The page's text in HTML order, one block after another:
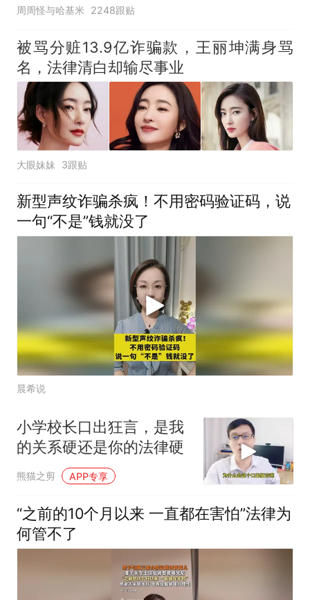
周周怪与哈基米 2248跟贴
被骂分赃13.9亿诈骗款，王丽坤满身骂
名，法律清白却输尽事业
大眼妹妹 3跟贴
新型声纹诈骗杀疯！不用密码验证码，说
一句“不是”钱就没了
晨希说
小学校长口出狂言，是我
的关系硬还是你的法律硬
熊猫之剪 APP专享
“之前的10个月以来 一直都在害怕”法律为
何管不了